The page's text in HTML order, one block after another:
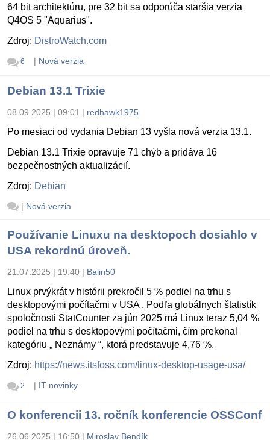
64 bit architektúru, pre 32 bit sa odporúča staršia verzia
Q4OS 5 "Aquarius".
Zdroj: DistroWatch.com
6 | Nová verzia
Debian 13.1 Trixie
08.09.2025 | 09:01 | redhawk1975
Po mesiaci od vydania Debian 13 vyšla nová verzia 13.1.
Debian 13.1 Trixie opravuje 71 chýb a pridáva 16
bezpečnostných aktualizácií.
Zdroj: Debian
| Nová verzia
Používanie Linuxu na desktopoch dosiahlo v
USA rekordnú úroveň.
21.07.2025 | 19:40 | Balin50
Linux prvýkrát v histórii prekročil 5 % podiel na trhu s
desktopovými počítačmi v USA . Podľa globálnych štatistík
spoločnosti StatCounter za jún 2025 má Linux teraz 5,04 %
podiel na trhu s desktopovými počítačmi, čím prekonal
kategóriu „ Neznámy “, ktorá predstavuje 4,76 %.
Zdroj: https://news.itsfoss.com/linux-desktop-usage-usa/
2 | IT novinky
O konferencii 13. ročník konferencie OSSConf
26.06.2025 | 16:50 | Miroslav Bendík